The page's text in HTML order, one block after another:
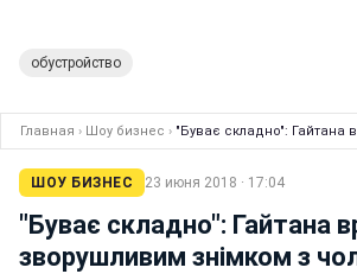
обустройство
Главная › Шоу бизнес › "Буває складно": Гайтана
ШОУ БИЗНЕС 23 июня 2018 · 17:04
"Буває складно": Гайтана
зворушливим знімком з